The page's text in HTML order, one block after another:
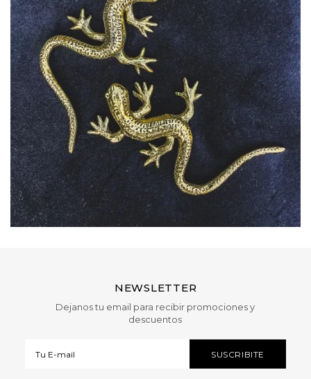
NEWSLETTER
Dejanos tu email para recibir promociones y
descuentos